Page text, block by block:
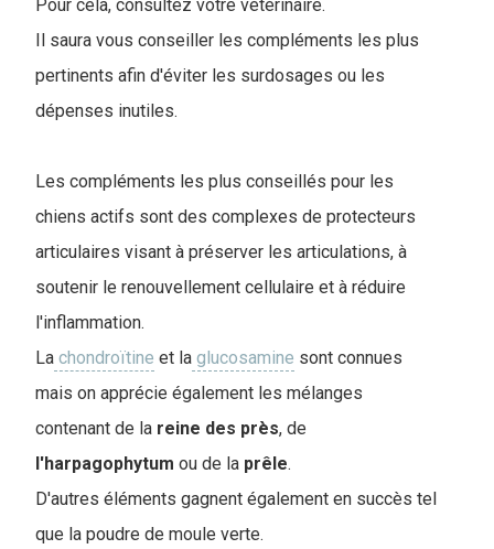
Pour cela, consultez votre vétérinaire.
Il saura vous conseiller les compléments les plus
pertinents afin d'éviter les surdosages ou les
dépenses inutiles.
Les compléments les plus conseillés pour les
chiens actifs sont des complexes de protecteurs
articulaires visant à préserver les articulations, à
soutenir le renouvellement cellulaire et à réduire
l'inflammation.
La chondroïtine et la glucosamine sont connues
mais on apprécie également les mélanges
contenant de la reine des près, de
l'harpagophytum ou de la prêle.
D'autres éléments gagnent également en succès tel
que la poudre de moule verte.